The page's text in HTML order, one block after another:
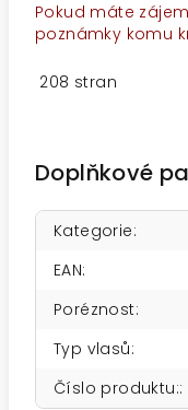
Pokud máte
poznámky komu
208 stran
Doplňkové
Kategorie:
EAN:
Poréznost:
Typ vlasů:
Číslo produktu::